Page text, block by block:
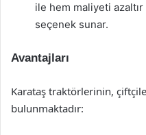
ile hem maliyeti
seçenek sunar.
Avantajları
Karataş traktörlerinin,
bulunmaktadır: